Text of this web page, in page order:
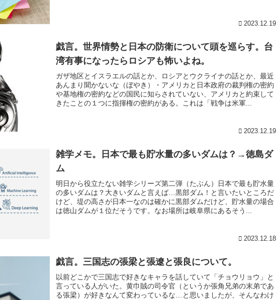
2023.12.19
戯言。世界情勢と日本の防衛について頭を巡らす。台
湾有事になったらロシアも怖いよね。
ガザ地区とイスラエルの話とか、ロシアとウクライナの話とか、最近
あんまり聞かないな（ぼやき）・アメリカと日本政府の裁判権の密約
や基地権の密約などの国民に知らされていない、アメリカと約束して
きたことの１つに指揮権の密約がある。これは「戦争は米軍...
2023.12.19
雑学メモ。日本で最も貯水量の多いダムは？→徳島ダ
ム
明日から役立たない雑学シリーズ第二弾（たぶん）日本で最も貯水量
の多いダムは？大きいダムと言えば…黒部ダム！と言いたいところだ
けど、堤の高さが日本一なのは確かに黒部ダムだけど、貯水量の場合
は徳山ダムが１位だそうです。なお場所は岐阜県にあるそう...
2023.12.18
戯言。三国志の張梁と張遼と張良について。
以前どこかで三国志で好きなキャラを話していて「チョウリョウ」と
言っている人がいた。黄巾賊の司令官（というか張角兄弟の末弟であ
る張梁）が好きなんて変わっているな…と思いましたが、そんなわけ